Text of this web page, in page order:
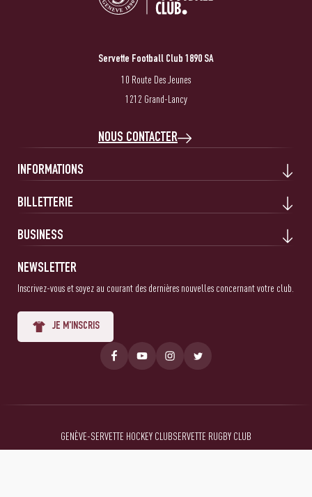
Servette Football Club 1890 SA
10 Route Des Jeunes
1212 Grand-Lancy
NOUS CONTACTER
INFORMATIONS
BILLETTERIE
BUSINESS
NEWSLETTER
Inscrivez-vous et soyez au courant des dernières nouvelles concernant votre club.
JE M'INSCRIS
GENÈVE-SERVETTE HOCKEY CLUBSERVETTE RUGBY CLUB